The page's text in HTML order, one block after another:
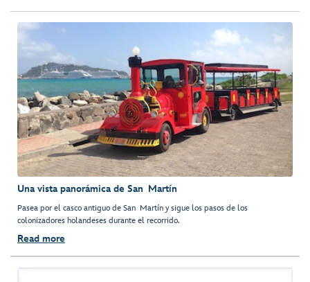
Una vista panorámica de San Martín
Pasea por el casco antiguo de San Martín y sigue los pasos de los
colonizadores holandeses durante el recorrido.
Read more